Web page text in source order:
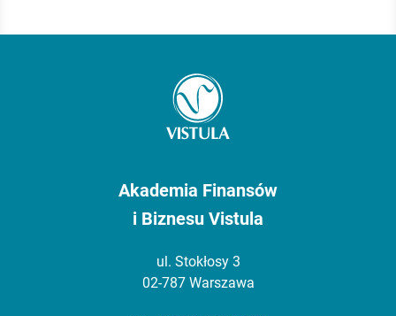
Akademia Finansów
i Biznesu Vistula
ul. Stokłosy 3
02-787 Warszawa